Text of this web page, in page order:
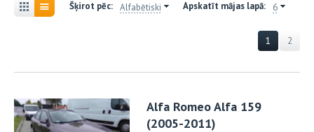
Šķirot pēc: Alfabētiski Apskatīt mājas lapā: 6
1 2
Alfa Romeo Alfa 159
(2005-2011)